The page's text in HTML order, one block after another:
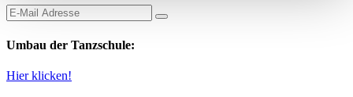
Umbau der Tanzschule:
Hier klicken!